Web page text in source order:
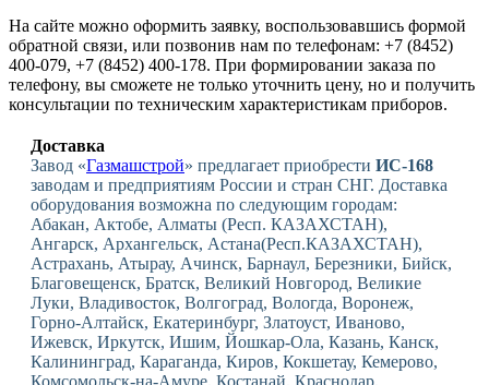
На сайте можно оформить заявку, воспользовавшись формой
обратной связи, или позвонив нам по телефонам: +7 (8452)
400-079, +7 (8452) 400-178. При формировании заказа по
телефону, вы сможете не только уточнить цену, но и получить
консультации по техническим характеристикам приборов.
Доставка
Завод «Газмашстрой» предлагает приобрести ИС-168
заводам и предприятиям России и стран СНГ. Доставка
оборудования возможна по следующим городам:
Абакан, Актобе, Алматы (Респ. КАЗАХСТАН),
Ангарск, Архангельск, Астана(Респ.КАЗАХСТАН),
Астрахань, Атырау, Ачинск, Барнаул, Березники, Бийск,
Благовещенск, Братск, Великий Новгород, Великие
Луки, Владивосток, Волгоград, Вологда, Воронеж,
Горно-Алтайск, Екатеринбург, Златоуст, Иваново,
Ижевск, Иркутск, Ишим, Йошкар-Ола, Казань, Канск,
Калининград, Караганда, Киров, Кокшетау, Кемерово,